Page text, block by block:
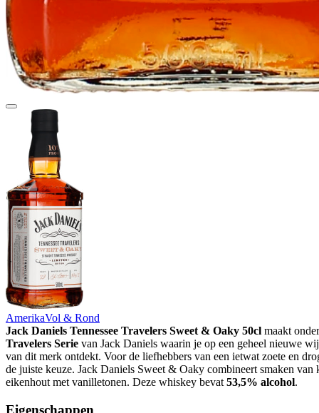
AmerikaVol & Rond
Jack Daniels Tennessee Travelers Sweet & Oaky 50cl maakt
Travelers Serie van Jack Daniels waarin je op een geheel nieuwe
van dit merk ontdekt. Voor de liefhebbers van een ietwat zoete en
de juiste keuze. Jack Daniels Sweet & Oaky combineert smaken van
eikenhout met vanilletonen. Deze whiskey bevat 53,5% alcohol.
Eigenschappen